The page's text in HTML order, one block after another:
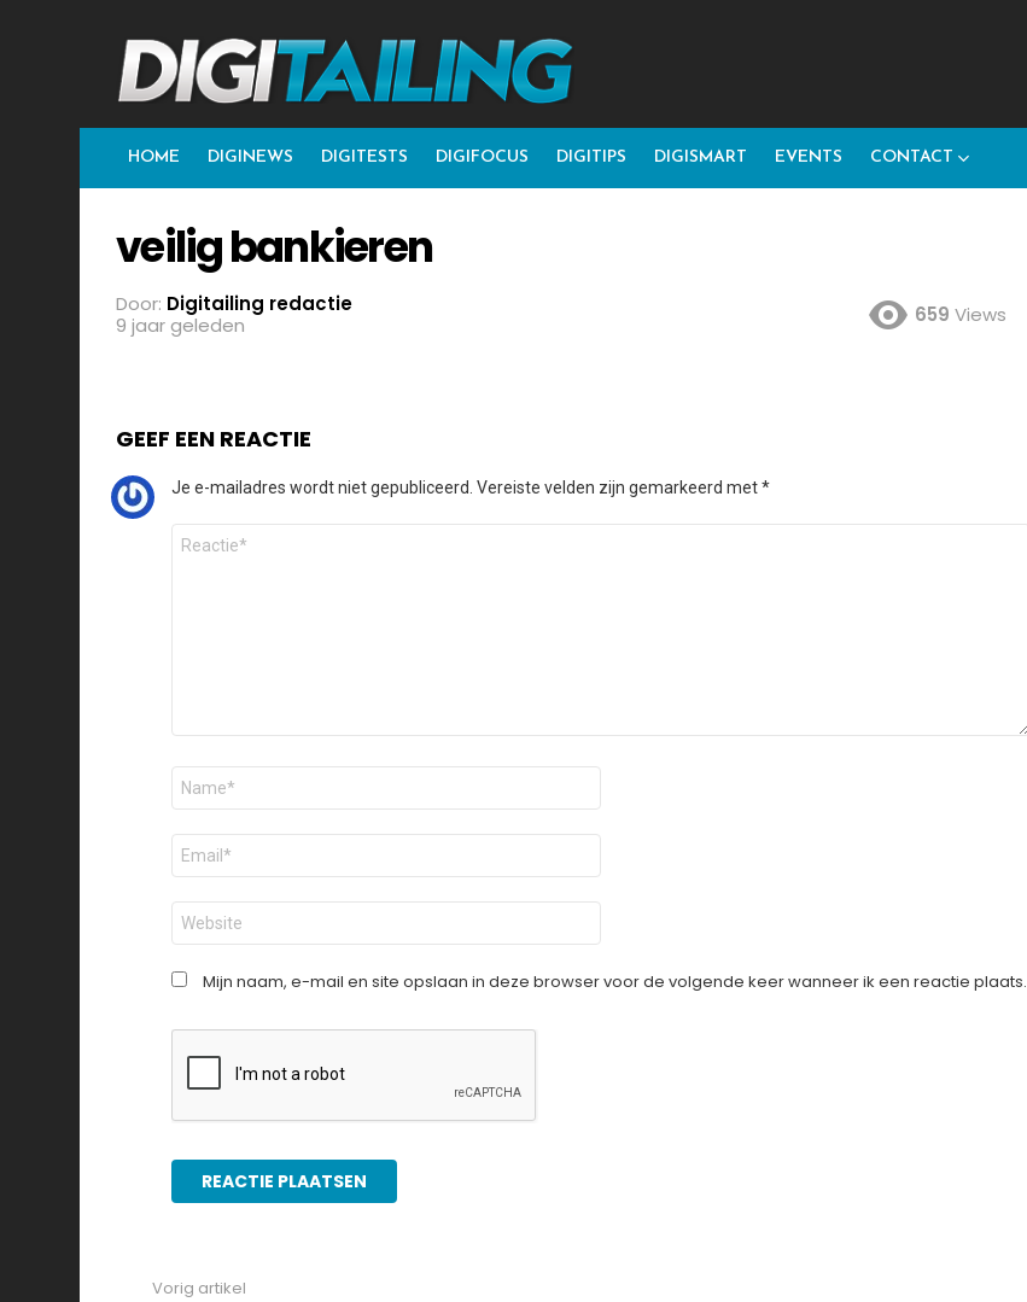
HOME DIGINEWS DIGITESTS DIGIFOCUS DIGITIPS DIGISMART EVENTS CONTACT
veilig bankieren
Door: Digitailing redactie
9 jaar geleden
659 Views
GEEF EEN REACTIE
Je e-mailadres wordt niet gepubliceerd. Vereiste velden zijn gemarkeerd met*
Reactie
Naam
E-
mail
*
Site
Mijn naam, e-mail en site opslaan in deze browser voor de volgende keer wanneer ik een reactie plaats.
Vorig artikel